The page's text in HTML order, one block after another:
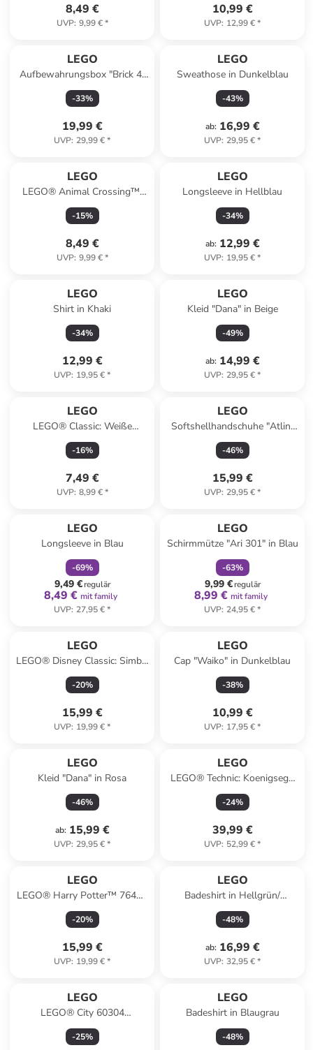
8,49 €
UVP: 9,99 €*
10,99 €
UVP: 12,99 €*
LEGO
Aufbewahrungsbox "Brick 4"
in Hellpink - (B)25 x (H)18 x
(T)25 cm
-33%
19,99 €
UVP: 29,99 €*
LEGO
Sweathose in Dunkelblau
-43%
ab: 16,99 €
UVP: 29,95 €*
LEGO
LEGO® Animal Crossing™:
Sternbeobachtung mit
Eufemia - ab 6 Jahren
-15%
8,49 €
UVP: 9,99 €*
LEGO
Longsleeve in Hellblau
-34%
ab: 12,99 €
UVP: 19,95 €*
LEGO
Shirt in Khaki
-34%
12,99 €
UVP: 19,95 €*
LEGO
Kleid "Dana" in Beige
-49%
ab: 14,99 €
UVP: 29,95 €*
LEGO
LEGO® Classic: Weiße
Bauplatte - ab 4 Jahren
-16%
7,49 €
UVP: 8,99 €*
LEGO
Softshellhandschuhe "Atlin"
in Schwarz
-46%
15,99 €
UVP: 29,95 €*
LEGO
Longsleeve in Blau
-69%
9,49 €regulär
8,49 € mit family
UVP: 27,95 €*
LEGO
Schirmmütze "Ari 301" in Blau
-63%
9,99 €regulär
8,99 € mit family
UVP: 24,95 €*
LEGO
LEGO® Disney Classic: Simba,
das Löwenjunge des Königs -
ab 6 Jahren
-20%
15,99 €
UVP: 19,99 €*
LEGO
Cap "Waiko" in Dunkelblau
-38%
10,99 €
UVP: 17,95 €*
LEGO
Kleid "Dana" in Rosa
-46%
ab: 15,99 €
UVP: 29,95 €*
LEGO
LEGO® Technic: Koenigsegg
Jesko Absolut
Supersportwagen in Grau - ab
-24%
39,99 €
UVP: 52,99 €*
LEGO
LEGO® Harry Potter™ 76425
"Hedwig im Ligusterweg 4" -
ab 7 Jahren
-20%
15,99 €
UVP: 19,99 €*
LEGO
Badeshirt in Hellgrün/
Dunkelblau
-48%
ab: 16,99 €
UVP: 32,95 €*
LEGO
LEGO® City 60304
"Straßenkreuzung mit
Ampeln" - ab 5 Jahren
-25%
LEGO
Badeshirt in Blaugrau
-48%